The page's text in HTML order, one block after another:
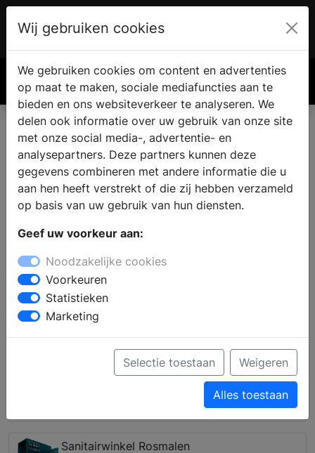
€ 0.00
Nieuwe keuken in Enspijk
Woont u in Enspijk en zoekt u een keukenzaak, omdat u
de keuken wilt renoveren of verbouwen? Wanneer u
zich oriënteert op een nieuwe keuken, dan vindt u bij
samenstellen van uw droomkeuken. Zoekt u een
moderne, landelijke, design of houten keuken met
inbouwapparatuur: in de keukenwinkel kunt u kiezen uit
verschillende keukenstijlen en krijgt u deskundig advies
Keukenwinkels in de regio Enspijk
Sanitairwinkel Rosmalen
Wij gebruiken cookies
We gebruiken cookies om content en advertenties
op maat te maken, sociale mediafuncties aan te
bieden en ons websiteverkeer te analyseren. We
delen ook informatie over uw gebruik van onze site
met onze social media-, advertentie- en
analysepartners. Deze partners kunnen deze
gegevens combineren met andere informatie die u
aan hen heeft verstrekt of die zij hebben verzameld
op basis van uw gebruik van hun diensten.
Geef uw voorkeur aan:
Noodzakelijke cookies
Voorkeuren
Statistieken
Marketing
Selectie toestaan Weigeren
Alles toestaan